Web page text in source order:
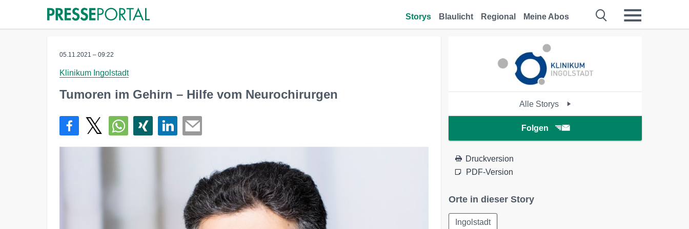
Storys Blaulicht Regional Meine Abos
05.11.2021 – 09:22
Klinikum Ingolstadt
Tumoren im Gehirn – Hilfe vom Neurochirurgen
Alle Storys
Folgen
Druckversion
PDF-Version
Orte in dieser Story
Ingolstadt